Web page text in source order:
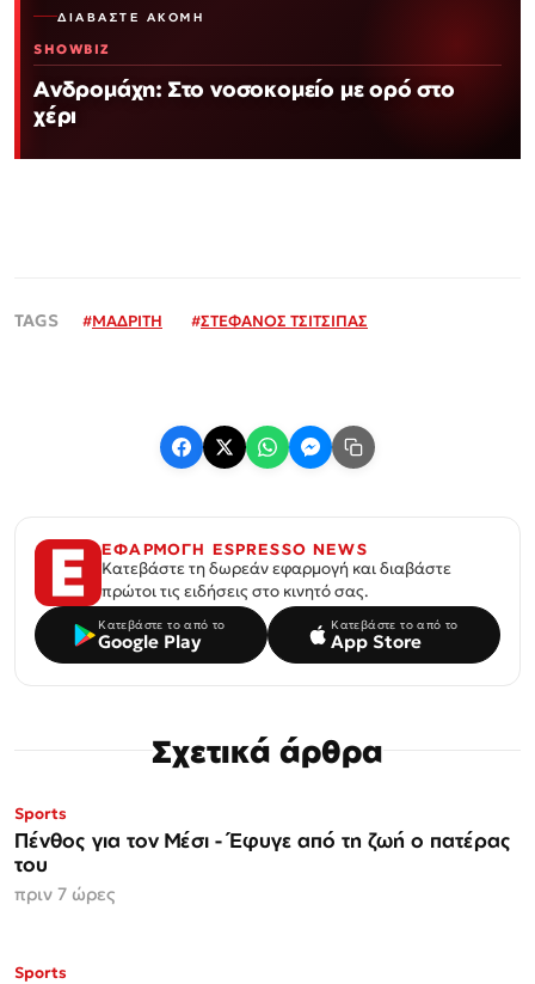
ΔΙΑΒΆΣΤΕ ΑΚΌΜΗ
SHOWBIZ
Ανδρομάχη: Στο νοσοκομείο με ορό στο
χέρι
#ΜΑΔΡΙΤΗ #ΣΤΕΦΑΝΟΣ ΤΣΙΤΣΙΠΑΣ
ΕΦΑΡΜΟΓΗ ESPRESSO NEWS
Κατεβάστε τη δωρεάν εφαρμογή και διαβάστε
πρώτοι τις ειδήσεις στο κινητό σας.
Κατεβάστε το από το
Google Play
Κατεβάστε το από το
App Store
Σχετικά άρθρα
Sports
Πένθος για τον Μέσι - Έφυγε από τη ζωή ο πατέρας
του
πριν 7 ώρες
Sports